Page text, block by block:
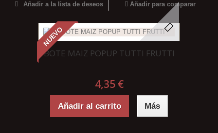
Añadir a la lista de deseos Añadir para comparar
NUEVO
BOTE MAIZ POPUP TUTTI FRUTTI
4,35 €
Añadir al carrito Más